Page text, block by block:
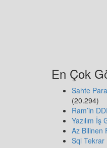
En Çok
Sahte
(20.294)
Ram’in
Yazılım İş
Az Bilinen
Sql Tekrar